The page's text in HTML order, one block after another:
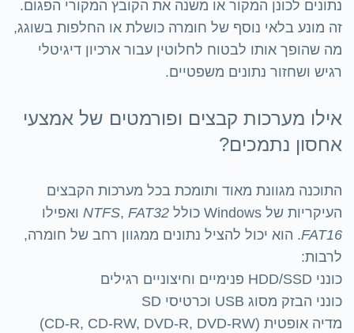
נתונים לכונן המקור או משנה את הקובץ המקורי הפגום.
זה מונע בלאי נוסף של חומרה כושלת או החלפות בשוגג,
מה שהופך אותו לבטוח לחלוטין עבור ארכיון דיגיטלי
רגיש ושחזור נתונים משפטיים.
אילו מערכות קבצים ופורמטים של אמצעי
אחסון נתמכים?
התוכנה מגוונת מאוד ותומכת בכל מערכות הקבצים
העיקריות של Windows כולל
NTFS, FAT32
ואפילו
FAT16. הוא יכול להציל נתונים ממגוון רחב של חומרה,
לרבות:
כונני HDD/SSD פנימיים וחיצוניים רגילים
כונני הבזק מסוג USB וכרטיסי SD
מדיה אופטית (CD-R, CD-RW, DVD-R, DVD-RW)